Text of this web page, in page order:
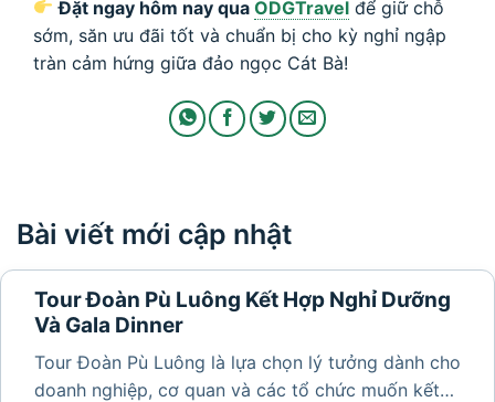
Đặt ngay hôm nay quaODGTravel để giữ chỗ
sớm, săn ưu đãi tốt và chuẩn bị cho kỳ nghỉ ngập
tràn cảm hứng giữa đảo ngọc Cát Bà!
Bài viết mới cập nhật
Tour Đoàn Pù Luông Kết Hợp Nghỉ Dưỡng
Và Gala Dinner
Tour Đoàn Pù Luông là lựa chọn lý tưởng dành cho
doanh nghiệp, cơ quan và các tổ chức muốn kết